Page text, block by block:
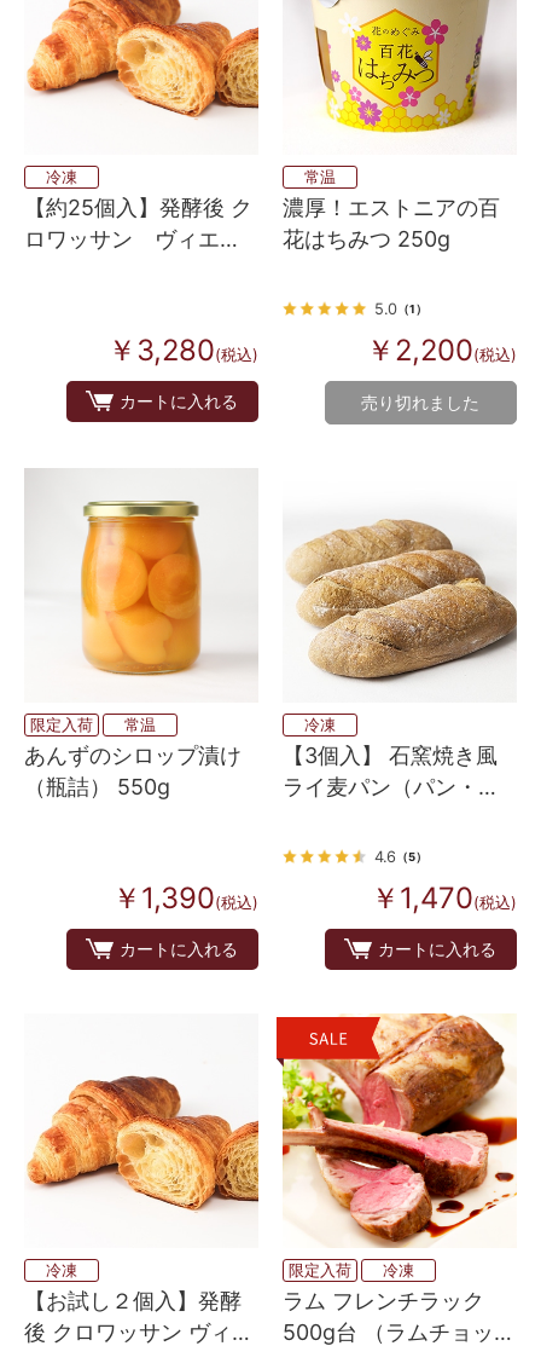
冷凍
【約25個入】発酵後 ク
ロワッサン ヴィエノ
￥3,280(税込)
カートに入れる
常温
濃厚！エストニアの百
花はちみつ 250g
5.0（1）
￥2,200(税込)
売り切れました
限定入荷 常温
あんずのシロップ漬け
（瓶詰） 550g
￥1,390(税込)
カートに入れる
冷凍
【3個入】 石窯焼き風
ライ麦パン（パン・
4.6 （5）
￥1,470(税込)
カートに入れる
冷凍
【お試し２個入】発酵
後 クロワッサン ヴィエ
限定入荷 冷凍
ラム フレンチラック
500g台 （ラムチョッ